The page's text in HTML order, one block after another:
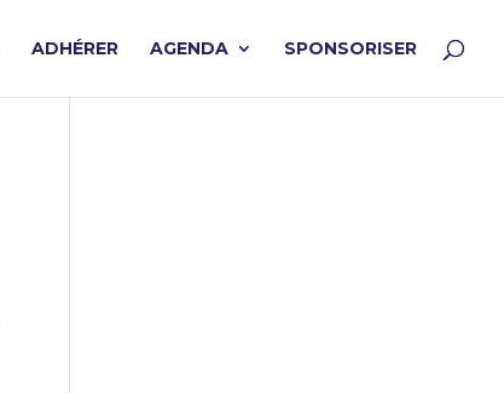
ADHÉRER AGENDA SPONSORISER